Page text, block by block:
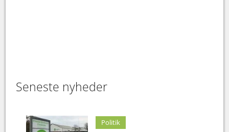
Seneste nyheder
Politik